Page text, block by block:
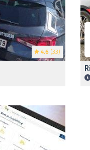
4.6 (33)